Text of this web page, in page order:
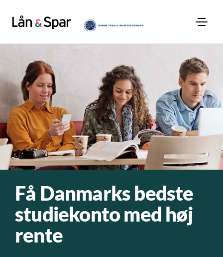
Få Danmarks bedste
studiekonto med høj
rente